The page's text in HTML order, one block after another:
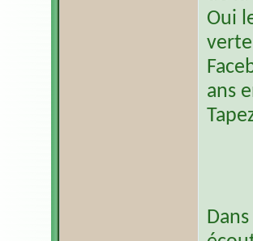
Oui
ans